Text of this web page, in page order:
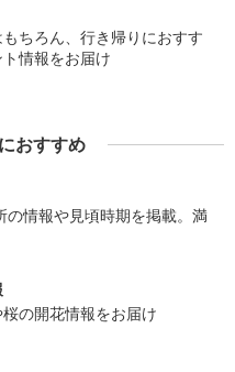
ちろん、行き帰りにおすす
情報をお届け
おすすめ
の情報や見頃時期を掲載。満
の開花情報をお届け